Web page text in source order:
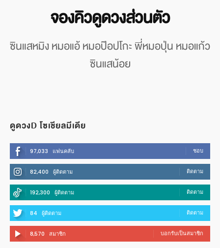
จองคิวดูดวงส่วนตัว
ซินแสหมิง หมอแอ้ หมอป๊อปโกะ พี่หมอปุ่น หมอแก้ว
ซินแสน้อย
ดูดวงD โซเชียลมีเดีย
97,033 แฟนคลับ ชอบ
82,400 ผู้ติดตาม ติดตาม
192,300 ผู้ติดตาม ติดตาม
84 ผู้ติดตาม ติดตาม
8,570 สมาชิก บอกรับเป็นสมาชิก